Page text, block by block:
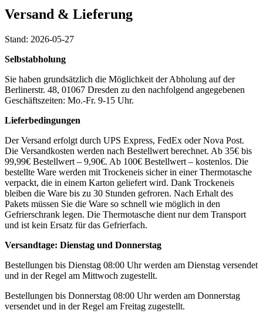
Versand & Lieferung
Stand: 2026-05-27
Selbstabholung
Sie haben grundsätzlich die Möglichkeit der Abholung auf der
Berlinerstr. 48, 01067 Dresden zu den nachfolgend angegebenen
Geschäftszeiten: Mo.-Fr. 9-15 Uhr.
Lieferbedingungen
Der Versand erfolgt durch UPS Express, FedEx oder Nova Post.
Die Versandkosten werden nach Bestellwert berechnet. Ab 35€ bis
99,99€ Bestellwert – 9,90€. Ab 100€ Bestellwert – kostenlos. Die
bestellte Ware werden mit Trockeneis sicher in einer Thermotasche
verpackt, die in einem Karton geliefert wird. Dank Trockeneis
bleiben die Ware bis zu 30 Stunden gefroren. Nach Erhalt des
Pakets müssen Sie die Ware so schnell wie möglich in den
Gefrierschrank legen. Die Thermotasche dient nur dem Transport
und ist kein Ersatz für das Gefrierfach.
Versandtage: Dienstag und Donnerstag
Bestellungen bis Dienstag 08:00 Uhr werden am Dienstag versendet
und in der Regel am Mittwoch zugestellt.
Bestellungen bis Donnerstag 08:00 Uhr werden am Donnerstag
versendet und in der Regel am Freitag zugestellt.